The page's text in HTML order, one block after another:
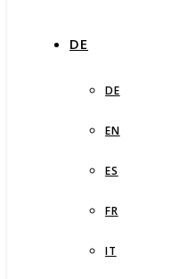
DE
DE
EN
ES
FR
IT